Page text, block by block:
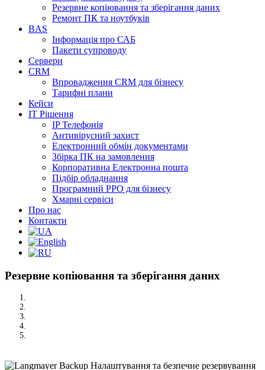
Резервне копіювання та зберігання даних
Ремонт ПК та ноутбуків
BAS
Інформація про САБ
Пакети супроводу
Сервери
CRM
Впровадження CRM для бізнесу
Тарифні плани
Кейси
ІТ Рішення
IP Телефонія
Антивірусний захист
Електронний обмін документами
Збірка ПК на замовлення
Корпоративна Електронна пошта
Підбір обладнання
Програмний РРО для бізнесу
Хмарні сервіси
Про нас
Контакти
Резервне копіювання та зберігання даних